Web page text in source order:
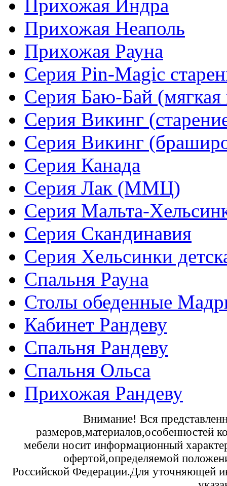
Прихожая Индра
Прихожая Неаполь
Прихожая Рауна
Серия Pin-Magic
Серия Баю-Бай (мягкая
Серия Викинг
Серия Викинг
Серия Канада
Серия Лак (ММЦ)
Серия Мальта-
Серия Скандинавия
Серия Хельсинки
Спальня Рауна
Столы обеденные
Кабинет Рандеву
Спальня Рандеву
Спальня Ольса
Прихожая Рандеву
Внимание! Вся
размеров,материалов,особенностей
мебели носит информационный
офертой,определяемой
Российской Федерации.Для уточняющей